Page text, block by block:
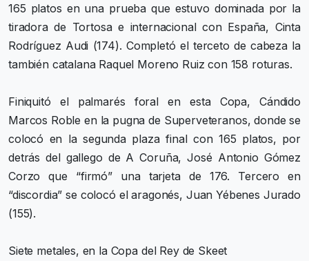
165 platos en una prueba que estuvo dominada por la
tiradora de Tortosa e internacional con España, Cinta
Rodríguez Audi (174). Completó el terceto de cabeza la
también catalana Raquel Moreno Ruiz con 158 roturas.
Finiquitó el palmarés foral en esta Copa, Cándido
Marcos Roble en la pugna de Superveteranos, donde se
colocó en la segunda plaza final con 165 platos, por
detrás del gallego de A Coruña, José Antonio Gómez
Corzo que “firmó” una tarjeta de 176. Tercero en
“discordia” se colocó el aragonés, Juan Yébenes Jurado
(155).
Siete metales, en la Copa del Rey de Skeet